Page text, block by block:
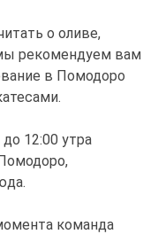
о оливе,
рекомендуем вам
в Помодоро
12:00 утра
команда